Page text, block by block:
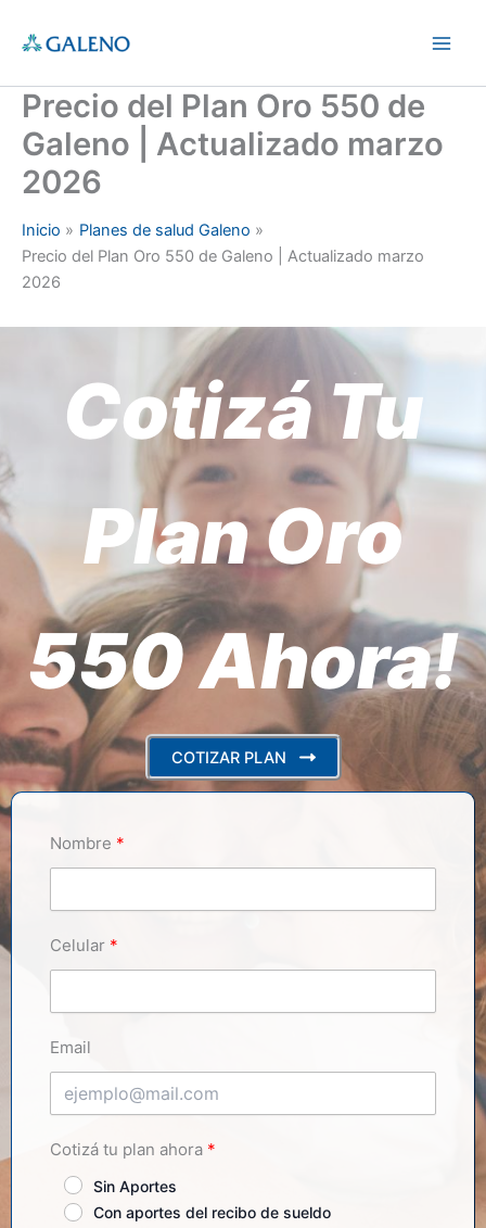
Precio del Plan Oro 550 de
Galeno | Actualizado marzo
2026
Inicio
Planes de salud Galeno
Precio del Plan Oro 550 de Galeno | Actualizado marzo
2026
Cotizá Tu
Plan Oro
550 Ahora!
COTIZAR PLAN
Nombre
Celular
Email
Cotizá tu plan ahora
Sin Aportes
Con aportes del recibo de sueldo